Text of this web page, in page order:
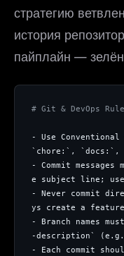
стратегию
история
пайплайн —
# Git & DevOps
- Use
`chore:`,
- Commit
e subject line;
- Never commit
ys create a
- Branch names
-description` (e.g.
- Each commit